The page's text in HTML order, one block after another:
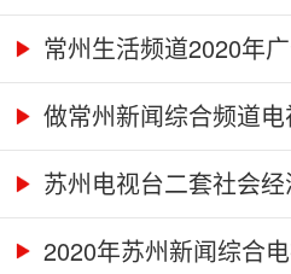
常州生活频道2020年
做常州新闻综合频道
钱...苏州电视台二套社会
2020年苏州新闻综合